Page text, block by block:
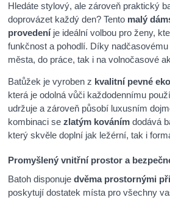
Hledáte stylový, ale zároveň praktický
doprovázet každý den? Tento malý
provedeníje ideální volbou pro ženy,
funkčnost a pohodlí. Díky
města, do práce, tak i na volnočasové
Batůžek je vyroben z kvalitní pevné
která je odolná vůči každodennímu
udržuje a zároveň působí luxusním
kombinaci sezlatým kováním dodává
který skvěle doplní jak ležérní, tak i
Promyšlený vnitřní prostor a
Batoh disponujedvěma prostornými
poskytují dostatek místa pro všechny